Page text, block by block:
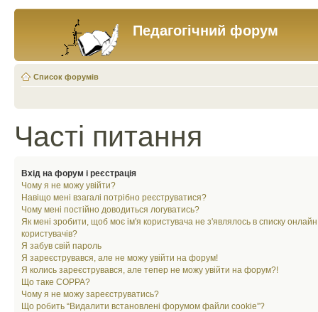
Педагогічний форум
Список форумів
Часті питання
Вхід на форум і реєстрація
Чому я не можу увійти?
Навіщо мені взагалі потрібно реєструватися?
Чому мені постійно доводиться логуватись?
Як мені зробити, щоб моє ім'я користувача не з'являлось в списку онлайн
користувачів?
Я забув свій пароль
Я зареєструвався, але не можу увійти на форум!
Я колись зареєструвався, але тепер не можу увійти на форум?!
Що таке COPPA?
Чому я не можу зареєструватись?
Що робить “Видалити встановлені форумом файли cookie”?